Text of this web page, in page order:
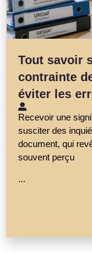
Tout savoir
contrainte
éviter les
Recevoir une
susciter des
document, qui
souvent perçu
...